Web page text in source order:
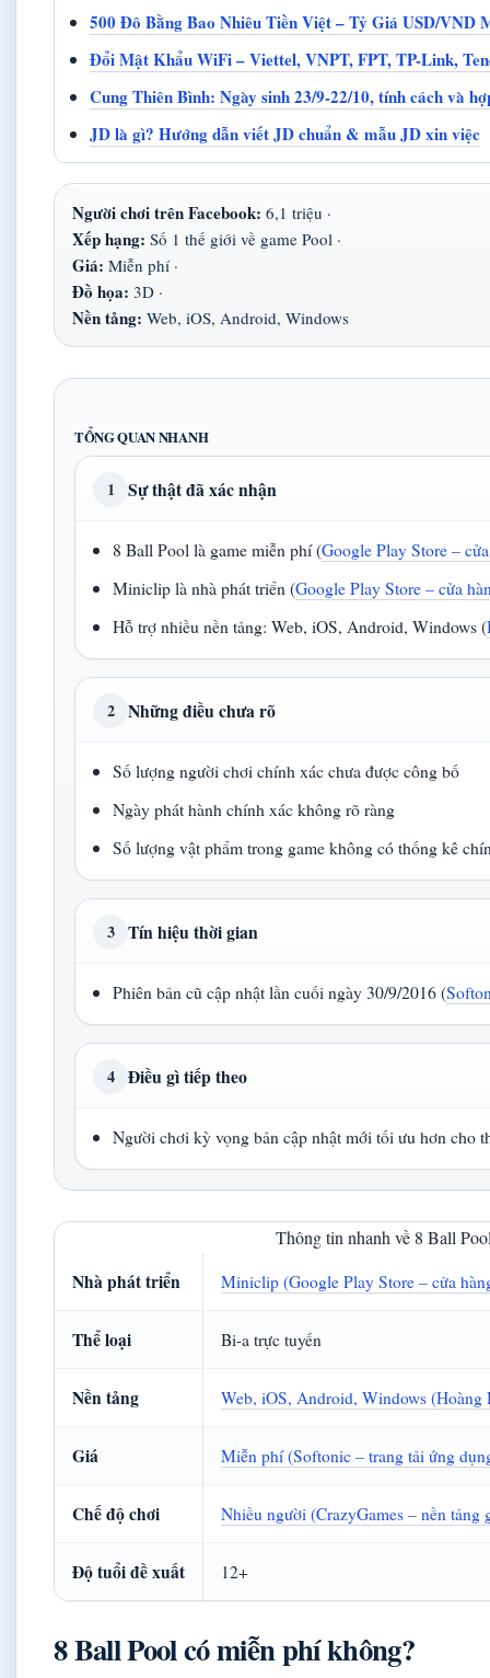
500 Đô Bằng Bao Nhiêu Tiền Việt – Tỷ Giá USD/VND
Đổi Mật Khẩu WiFi – Viettel, VNPT, FPT, TP-Link,
Cung Thiên Bình: Ngày sinh 23/9-22/10, tính cách và
JD là gì? Hướng dẫn viết JD chuẩn & mẫu JD xin việc
Người chơi trên Facebook: 6,1 triệu ·
Xếp hạng: Số 1 thế giới về game Pool ·
Giá: Miễn phí ·
Đồ họa: 3D ·
Nền tảng: Web, iOS, Android, Windows
TỔNG QUAN NHANH
1 Sự thật đã xác nhận
8 Ball Pool là game miễn phí (Google Play Store –
Miniclip là nhà phát triển (Google Play Store – cửa
Hỗ trợ nhiều nền tảng: Web, iOS, Android, Windows (
2 Những điều chưa rõ
Số lượng người chơi chính xác chưa được công bố
Ngày phát hành chính xác không rõ ràng
Số lượng vật phẩm trong game không có thống kê
3 Tín hiệu thời gian
Phiên bản cũ cập nhật lần cuối ngày 30/9/2016 (
4 Điều gì tiếp theo
Người chơi kỳ vọng bản cập nhật mới tối ưu hơn cho
Thông tin nhanh về 8 Ball
Nhà phát triển Miniclip (Google Play Store – cửa
Thể loại Bi-a trực tuyến
Nền tảng Web, iOS, Android, Windows
Giá Miễn phí (Softonic – trang tải ứng
Chế độ chơi Nhiều người (CrazyGames – nền tảng
Độ tuổi đề xuất 12+
8 Ball Pool có miễn phí không?